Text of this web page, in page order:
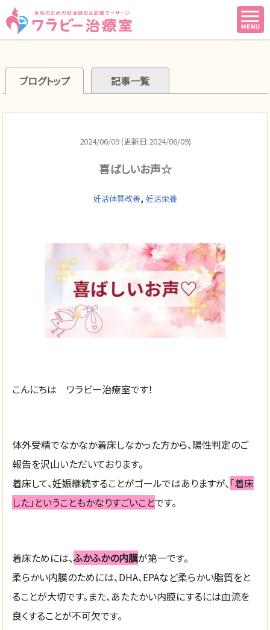
ブログトップ 記事一覧
2024/06/09 (更新日:2024/06/09)
喜ばしいお声☆
妊活体質改善, 妊活栄養
こんにちは ワラビー治療室です！
体外受精でなかなか着床しなかった方から、陽性判定のご
報告を沢山いただいております。
着床して、妊娠継続することがゴールではありますが、 「着床
した」ということもかなりすごいことです。
着床ためには、ふかふかの内膜が第一です。
柔らかい内膜のためには、DHA、EPAなど柔らかい脂質をと
ることが大切です。また、あたたかい内膜にするには血流を
良くすることが不可欠です。